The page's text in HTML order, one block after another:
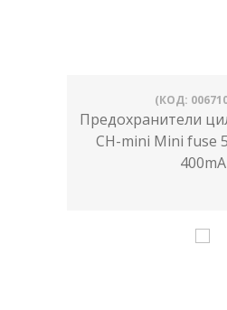
(КОД:
Предохранители
CH-mini Mini fuse
400mA